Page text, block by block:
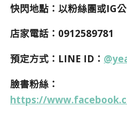
快閃地點：以粉絲團或IG
店家電話：0912589781
預定方式：LINE ID：
臉書粉絲：
https://